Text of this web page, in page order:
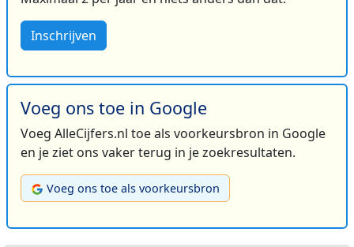
Inschrijven
Voeg ons toe in Google
Voeg AlleCijfers.nl toe als voorkeursbron in Google
en je ziet ons vaker terug in je zoekresultaten.
Voeg ons toe als voorkeursbron